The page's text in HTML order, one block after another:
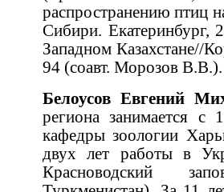
распространению птиц
Сибири. Екатеринбург,
Западном Казахстане//
94 (соавт. Морозов
Белоусов Евгений
региона занимается с
кафедры зоологии
двух лет работы в
Красноводский